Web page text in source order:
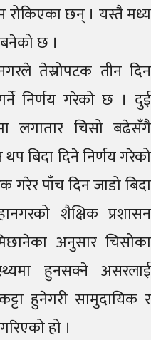
रोकिएका छन् । यस्तै मध्य
छ ।
तेस्रोपटक तीन दिन
निर्णय गरेको छ । दुई
लगातार चिसो बढेसँगै
बिदा दिने निर्णय गरेको
पाँच दिन जाडो बिदा
शैक्षिक प्रशासन
अनुसार चिसोका
हुनसक्ने असरलाई
हुनेगरी सामुदायिक र
हो ।